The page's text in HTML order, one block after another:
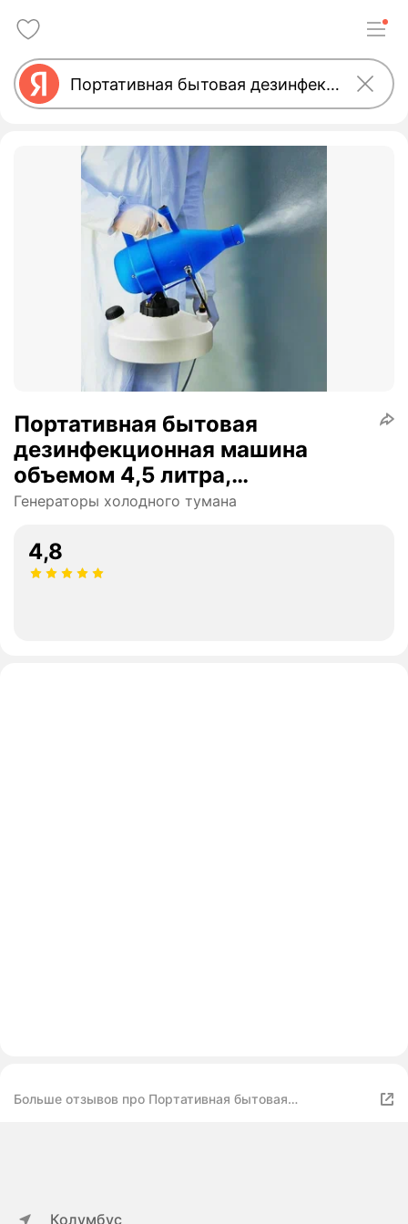
Портативная бытовая
дезинфекционная машина
объемом 4,5 литра,
электрический генератор
Генераторы холодного тумана
4,8
Больше отзывов про Портативная бытовая
Колумбус